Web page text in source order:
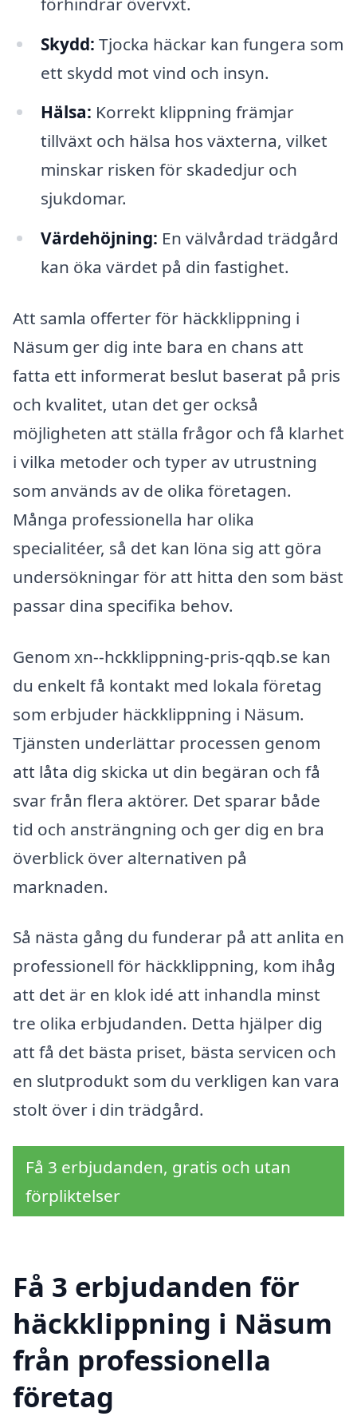
Skydd: Tjocka häckar kan fungera som
ett skydd mot vind och insyn.
Hälsa: Korrekt klippning främjar
tillväxt och hälsa hos växterna, vilket
minskar risken för skadedjur och
sjukdomar.
Värdehöjning: En välvårdad trädgård
kan öka värdet på din fastighet.
Att samla offerter för häckklippning i
Näsum ger dig inte bara en chans att
fatta ett informerat beslut baserat på pris
och kvalitet, utan det ger också
möjligheten att ställa frågor och få klarhet
i vilka metoder och typer av utrustning
som används av de olika företagen.
Många professionella har olika
specialitéer, så det kan löna sig att göra
undersökningar för att hitta den som bäst
passar dina specifika behov.
Genom xn--hckklippning-pris-qqb.se kan
du enkelt få kontakt med lokala företag
som erbjuder häckklippning i Näsum.
Tjänsten underlättar processen genom
att låta dig skicka ut din begäran och få
svar från flera aktörer. Det sparar både
tid och ansträngning och ger dig en bra
överblick över alternativen på
marknaden.
Så nästa gång du funderar på att anlita en
professionell för häckklippning, kom ihåg
att det är en klok idé att inhandla minst
tre olika erbjudanden. Detta hjälper dig
att få det bästa priset, bästa servicen och
en slutprodukt som du verkligen kan vara
stolt över i din trädgård.
Få 3 erbjudanden, gratis och utan
förpliktelser
Få 3 erbjudanden för
häckklippning i Näsum
från professionella
företag